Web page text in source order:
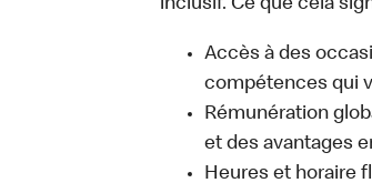
inclusif. Ce que cela
Accès à des
compétences qui
Rémunération
et des avantages
Heures et horaire